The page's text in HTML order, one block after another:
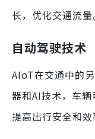
长，优化交通流量
自动驾驶技术
AIoT在交通中的
器和AI技术，车辆
提高出行安全和效